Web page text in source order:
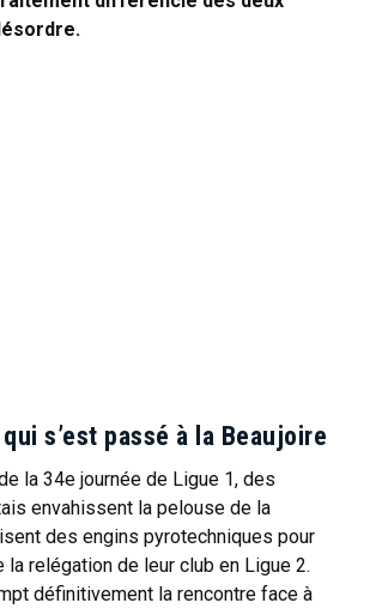
s’est passé à la Beaujoire
la 34e journée de Ligue 1, des
envahissent la pelouse de la
des engins pyrotechniques pour
relégation de leur club en Ligue 2.
définitivement la rencontre face à